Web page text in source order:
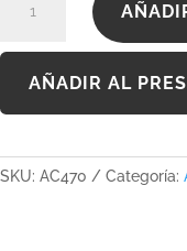
cantidad
AÑADIR AL
SKU: AC470 Categoría: